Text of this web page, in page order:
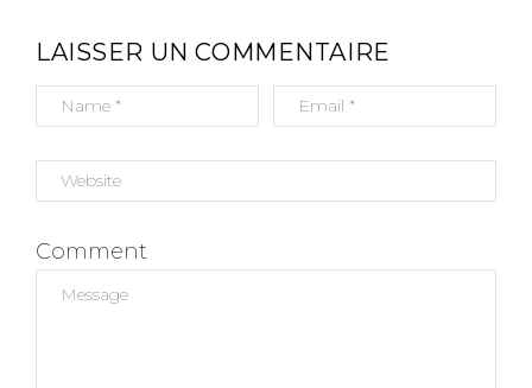
LAISSER UN COMMENTAIRE
Comment